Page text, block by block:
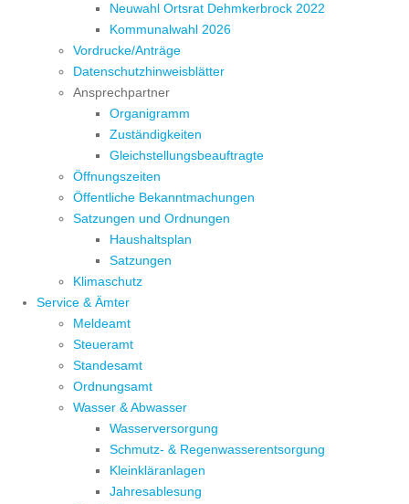
Neuwahl Ortsrat Dehmkerbrock 2022
Kommunalwahl 2026
Vordrucke/Anträge
Datenschutzhinweisblätter
Ansprechpartner
Organigramm
Zuständigkeiten
Gleichstellungsbeauftragte
Öffnungszeiten
Öffentliche Bekanntmachungen
Satzungen und Ordnungen
Haushaltsplan
Satzungen
Klimaschutz
Service & Ämter
Meldeamt
Steueramt
Standesamt
Ordnungsamt
Wasser & Abwasser
Wasserversorgung
Schmutz- & Regenwasserentsorgung
Kleinkläranlagen
Jahresablesung